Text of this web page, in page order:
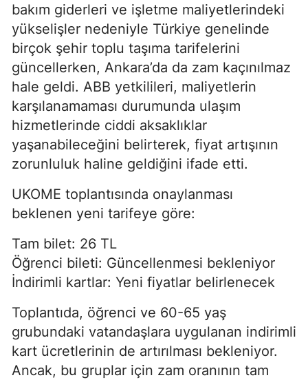
bakım giderleri ve işletme maliyetlerindeki
yükselişler nedeniyle Türkiye genelinde
birçok şehir toplu taşıma tarifelerini
güncellerken, Ankara’da da zam kaçınılmaz
hale geldi. ABB yetkilileri, maliyetlerin
karşılanamaması durumunda ulaşım
hizmetlerinde ciddi aksaklıklar
yaşanabileceğini belirterek, fiyat artışının
zorunluluk haline geldiğini ifade etti.
UKOME toplantısında onaylanması
beklenen yeni tarifeye göre:
Tam bilet: 26 TL
Öğrenci bileti: Güncellenmesi bekleniyor
İndirimli kartlar: Yeni fiyatlar belirlenecek
Toplantıda, öğrenci ve 60-65 yaş
grubundaki vatandaşlara uygulanan indirimli
kart ücretlerinin de artırılması bekleniyor.
Ancak, bu gruplar için zam oranının tam